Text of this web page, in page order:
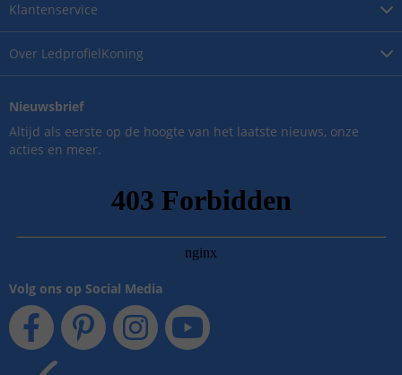
Over LedprofielKoning
Klantenservice
Nieuwsbrief
Altijd als eerste op de hoogte van het laatste nieuws, onze
acties en meer.
Volg ons op Social Media